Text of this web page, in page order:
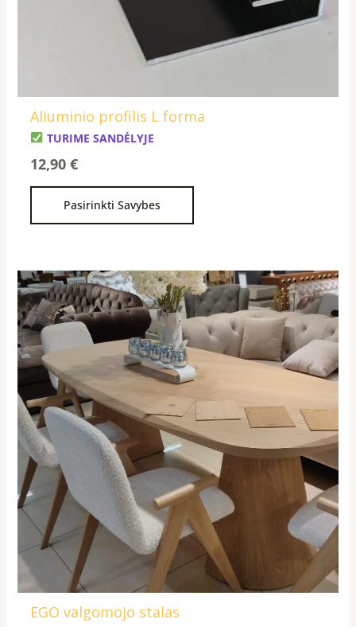
Aliuminio profilis L forma
TURIME SANDĖLYJE
12,90€
Pasirinkti Savybes
chosen
product
page
EGO valgomojo stalas